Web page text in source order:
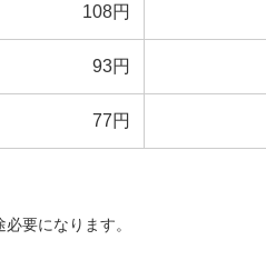
108円
93円
77円
要になります。